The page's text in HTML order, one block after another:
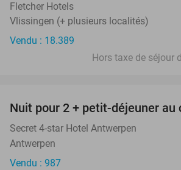
Fletcher Hotels
Vlissingen (+ plusieurs localités)
Vendu : 18.389
Hors taxe de séjour
Nuit pour 2 + petit-déjeuner
Secret 4-star Hotel Antwerpen
Antwerpen
Vendu : 987